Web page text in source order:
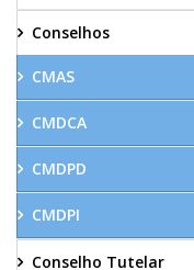
Conselhos
CMAS
CMDCA
CMDPD
CMDPI
Conselho Tutelar